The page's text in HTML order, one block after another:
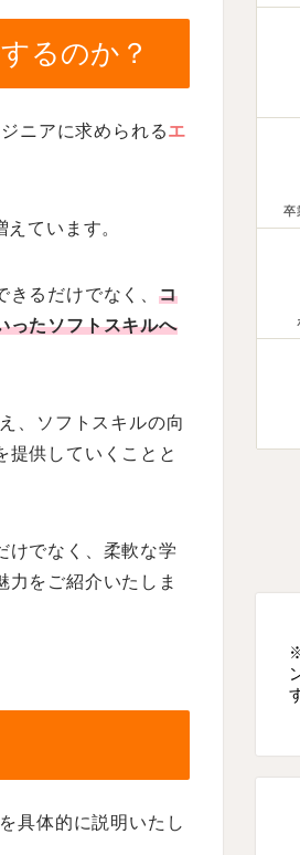
るのか？
ニアに求められるエ
ています。
るだけでなく、 コ
ったソフトスキルへ
、ソフトスキルの向
提供していくことと
けでなく、柔軟な学
をご紹介いたしま
具体的に説明いたし
卒